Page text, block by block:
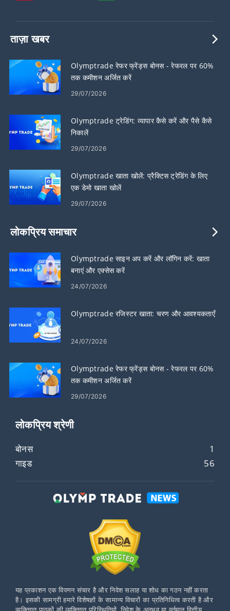
ताज़ा खबर
Olymptrade रेफर फ्रेंड्स बोनस - रेफरल पर 60%
तक कमीशन अर्जित करें
29/07/2026
Olymptrade ट्रेडिंग: व्यापार कैसे करें और पैसे कैसे
निकालें
29/07/2026
Olymptrade खाता खोलें: प्रैक्टिस ट्रेडिंग के लिए
एक डेमो खाता खोलें
29/07/2026
लोकप्रिय समाचार
Olymptrade साइन अप करें और लॉगिन करें: खाता
बनाएं और एक्सेस करें
24/07/2026
Olymptrade रजिस्टर खाता: चरण और आवश्यकताएँ
24/07/2026
Olymptrade रेफर फ्रेंड्स बोनस - रेफरल पर 60%
तक कमीशन अर्जित करें
29/07/2026
लोकप्रिय श्रेणी
बोनस
1
गाइड
56
यह प्रकाशन एक विपणन संचार है और निवेश सलाह या शोध का गठन नहीं करता
है। इसकी सामग्री हमारे विशेषज्ञों के सामान्य विचारों का प्रतिनिधित्व करती है और